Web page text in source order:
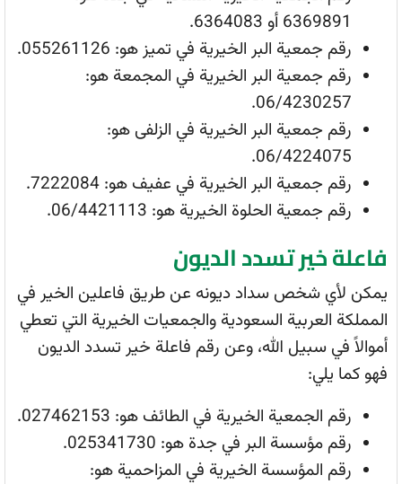
6369891 أو 6364083.
رقم جمعية البر الخيرية في تميز هو: 055261126.
رقم جمعية البر الخيرية في المجمعة هو:
06/4230257.
رقم جمعية البر الخيرية في الزلفى هو:
06/4224075.
رقم جمعية البر الخيرية في عفيف هو: 7222084.
رقم جمعية الحلوة الخيرية هو: 06/4421113.
فاعلة خير تسدد الديون
يمكن لأي شخص سداد ديونه عن طريق فاعلين الخير في
المملكة العربية السعودية والجمعيات الخيرية التي تعطي
أموالاً في سبيل الله، وعن رقم فاعلة خير تسدد الديون
فهو كما يلي:
رقم الجمعية الخيرية في الطائف هو: 027462153.
رقم مؤسسة البر في جدة هو: 025341730.
رقم المؤسسة الخيرية في المزاحمية هو: